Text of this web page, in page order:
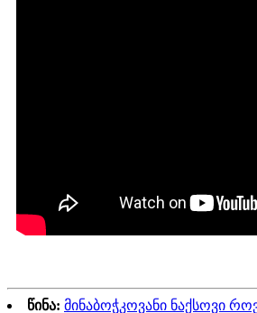
წინა: მინაბოჭკოვანი ნაქსოვი